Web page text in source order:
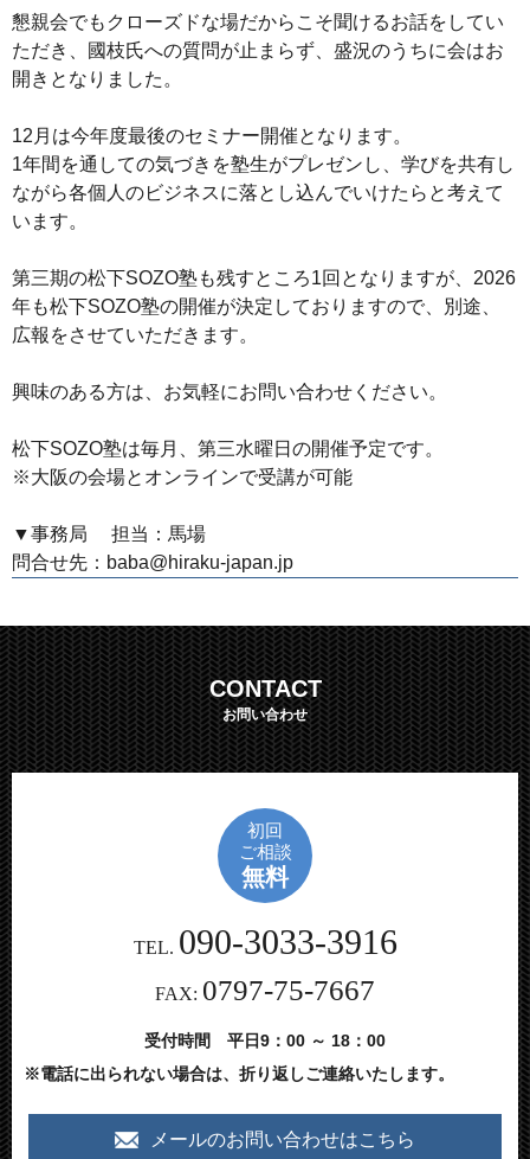
懇親会でもクローズドな場だからこそ聞けるお話をしてい
ただき、國枝氏への質問が止まらず、盛況のうちに会はお
開きとなりました。
12月は今年度最後のセミナー開催となります。
1年間を通しての気づきを塾生がプレゼンし、学びを共有し
ながら各個人のビジネスに落とし込んでいけたらと考えて
います。
第三期の松下SOZO塾も残すところ1回となりますが、2026
年も松下SOZO塾の開催が決定しておりますので、別途、
広報をさせていただきます。
興味のある方は、お気軽にお問い合わせください。
松下SOZO塾は毎月、第三水曜日の開催予定です。
※大阪の会場とオンラインで受講が可能
▼事務局 担当：馬場
問合せ先：baba@hiraku‐japan.jp
CONTACT
お問い合わせ
初回
ご相談
無料
TEL. 090-3033-3916
FAX: 0797-75-7667
受付時間 平日9：00 ～ 18：00
※電話に出られない場合は、折り返しご連絡いたします。
メールのお問い合わせはこちら